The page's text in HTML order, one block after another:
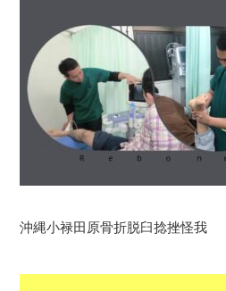
沖縄小禄田原骨折脱臼捻挫怪我